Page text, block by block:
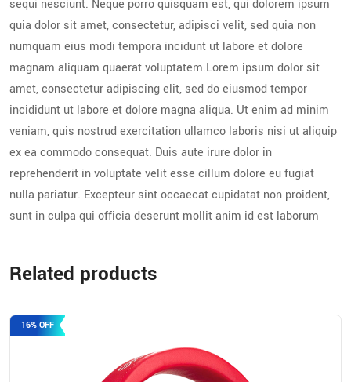
sequi nesciunt. Neque porro quisquam est, qui dolorem ipsum
quia dolor sit amet, consectetur, adipisci velit, sed quia non
numquam eius modi tempora incidunt ut labore et dolore
magnam aliquam quaerat voluptatem.Lorem ipsum dolor sit
amet, consectetur adipiscing elit, sed do eiusmod tempor
incididunt ut labore et dolore magna aliqua. Ut enim ad minim
veniam, quis nostrud exercitation ullamco laboris nisi ut aliquip
ex ea commodo consequat. Duis aute irure dolor in
reprehenderit in voluptate velit esse cillum dolore eu fugiat
nulla pariatur. Excepteur sint occaecat cupidatat non proident,
sunt in culpa qui officia deserunt mollit anim id est laborum
Related products
16% OFF